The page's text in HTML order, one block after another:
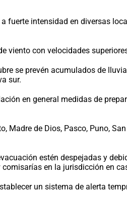
intensidad en diversas
viento con velocidades
se prevén acumulados de
sur.
en general medidas de
de Dios, Pasco, Puno,
estén despejadas y
en la jurisdicción en
un sistema de alerta